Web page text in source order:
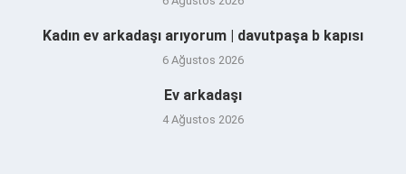
Kadın ev arkadaşı arıyorum | davutpaşa b kapısı
6 Ağustos 2026
Ev arkadaşı
4 Ağustos 2026